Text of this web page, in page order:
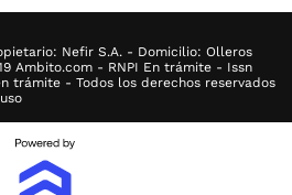
Nefir S.A. - Domicilio: Olleros
Ambito.com - RNPI En trámite - Issn
trámite - Todos los derechos reservados